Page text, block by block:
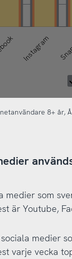
Instagram
8+ år,
medier som
är Youtube,
medier
varje vecka